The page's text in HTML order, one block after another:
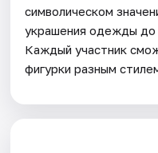
символическом
украшения одежды до
Каждый участник
фигурки разным